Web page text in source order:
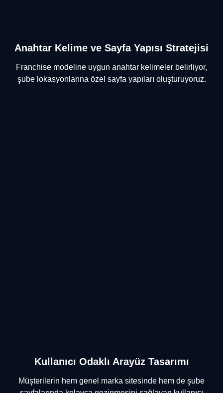
Anahtar Kelime ve Sayfa Yapısı Stratejisi
Franchise modeline uygun anahtar kelimeler belirliyor,
şube lokasyonlarına özel sayfa yapıları oluşturuyoruz.
Kullanıcı Odaklı Arayüz Tasarımı
Müşterilerin hem genel marka sitesinde hem de şube